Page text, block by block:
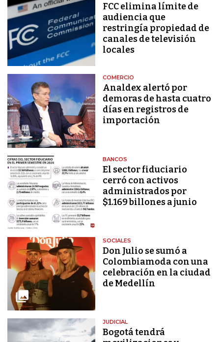
FCC elimina límite de
audiencia que
restringía propiedad de
canales de televisión
locales
COMERCIO
Analdex alertó por
demoras de hasta cuatro
días en registros de
importación
BANCOS
El sector fiduciario
cerró con activos
administrados por
$1.169 billones a junio
SOCIALES
Don Julio se sumó a
Colombiamoda con una
celebración en la ciudad
de Medellín
JUDICIAL
Bogotá tendrá